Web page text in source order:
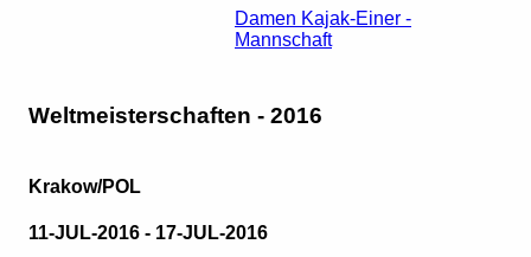
Damen Kajak-Einer -
Mannschaft
Weltmeisterschaften - 2016
Krakow/POL
11-JUL-2016 - 17-JUL-2016